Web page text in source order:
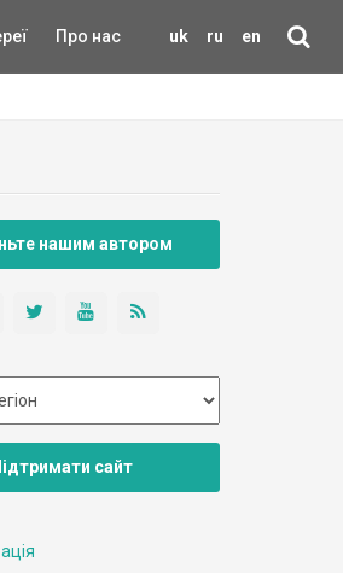
uk ru en
Про нас
нашим автором
сайт